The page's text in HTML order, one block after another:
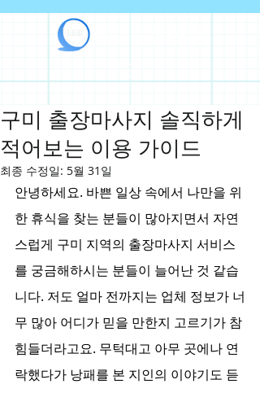
구미 출장마사지 솔직하게
적어보는 이용 가이드
최종 수정일: 5월 31일
안녕하세요. 바쁜 일상 속에서 나만을 위
한 휴식을 찾는 분들이 많아지면서 자연
스럽게 구미 지역의 출장마사지 서비스
를 궁금해하시는 분들이 늘어난 것 같습
니다. 저도 얼마 전까지는 업체 정보가 너
무 많아 어디가 믿을 만한지 고르기가 참
힘들더라고요. 무턱대고 아무 곳에나 연
락했다가 낭패를 본 지인의 이야기도 듣